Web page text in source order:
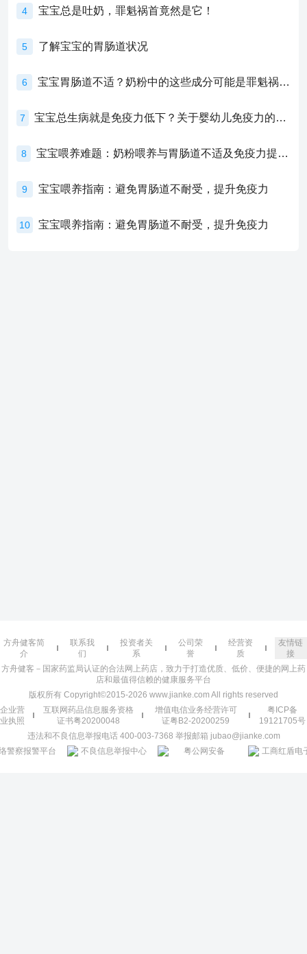
4 宝宝总是吐奶，罪魁祸首竟然是它！
5 了解宝宝的胃肠道状况
6 宝宝胃肠道不适？奶粉中的这些成分可能是罪魁祸首！
7 宝宝总生病就是免疫力低下？关于婴幼儿免疫力的真相，家长必须了解！
8 宝宝喂养难题：奶粉喂养与胃肠道不适及免疫力提升的奥秘
9 宝宝喂养指南：避免胃肠道不耐受，提升免疫力
10 宝宝喂养指南：避免胃肠道不耐受，提升免疫力
方舟健客简
介
联系我
们
投资者关
系
公司荣
誉
经营资
质
友情链
接
方舟健客－国家药监局认证的合法网上药店，致力于打造优质、低价、便捷的网上药
店和最值得信赖的健康服务平台
版权所有 Copyright©2015-2026 www.jianke.com All rights reserved
企业营
业执照
互联网药品信息服务资格
证书粤20200048
增值电信业务经营许可
证粤B2-20200259
粤ICP备
19121705号
违法和不良信息举报电话 400-003-7368 举报邮箱 jubao@jianke.com